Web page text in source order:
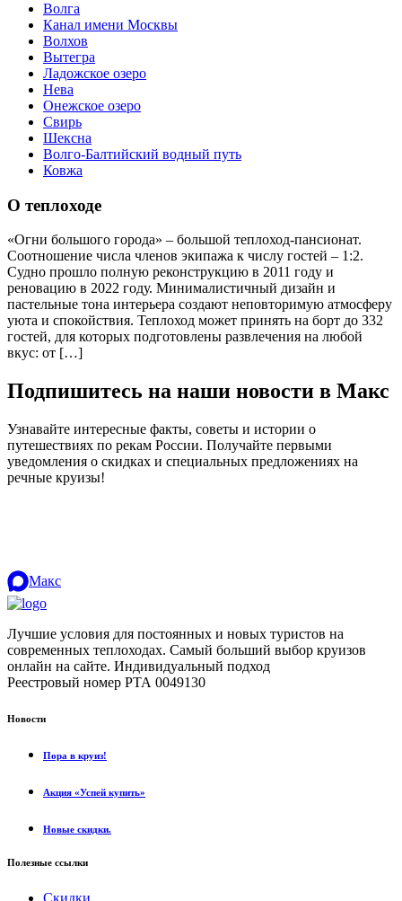
Волга
Канал имени Москвы
Волхов
Вытегра
Ладожское озеро
Нева
Онежское озеро
Свирь
Шексна
Волго-Балтийский водный путь
Ковжа
О теплоходе
«Огни большого города» – большой теплоход-пансионат.
Соотношение числа членов экипажа к числу гостей – 1:2.
Судно прошло полную реконструкцию в 2011 году и
реновацию в 2022 году. Минималистичный дизайн и
пастельные тона интерьера создают неповторимую атмосферу
уюта и спокойствия. Теплоход может принять на борт до 332
гостей, для которых подготовлены развлечения на любой
вкус: от […]
Подпишитесь на наши новости в Макс
Узнавайте интересные факты, советы и истории о
путешествиях по рекам России. Получайте первыми
уведомления о скидках и специальных предложениях на
речные круизы!
Макс
Лучшие условия для постоянных и новых туристов на
современных теплоходах. Самый больший выбор круизов
онлайн на сайте. Индивидуальный подход
Реестровый номер РТА 0049130
Новости
Пора в круиз!
Акция «Успей купить»
Новые скидки.
Полезные ссылки
Скидки